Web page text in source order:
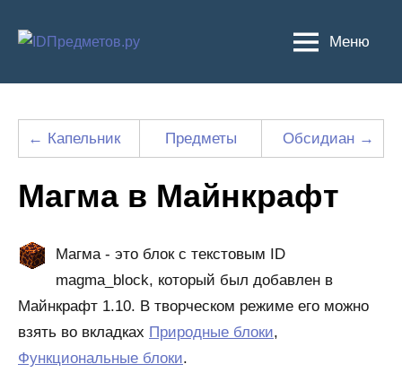
Меню
← Капельник Предметы Обсидиан →
Магма в Майнкрафт
Магма - это блок с текстовым ID
magma_block, который был добавлен в
Майнкрафт 1.10. В творческом режиме его можно
взять во вкладках Природные блоки,
Функциональные блоки.